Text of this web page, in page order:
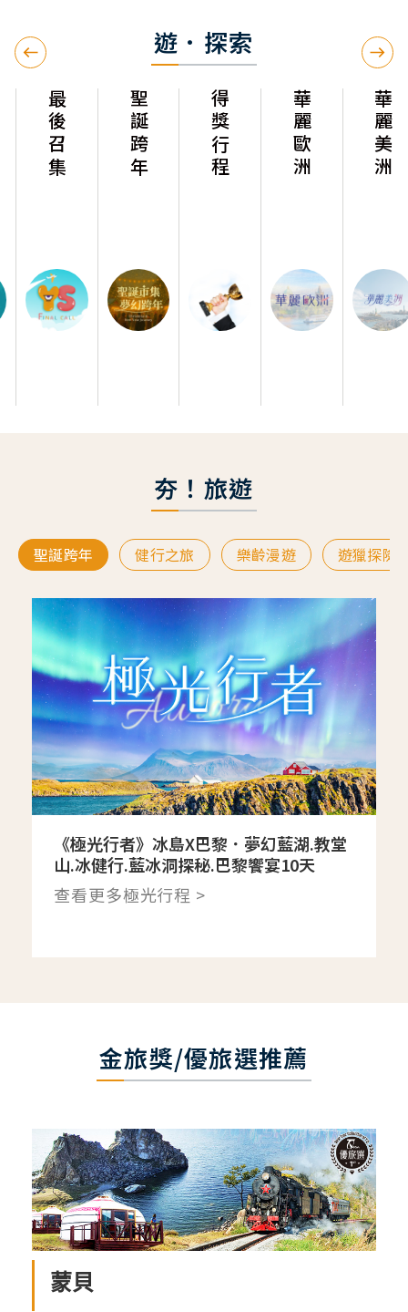
遊．探索
最後召集 聖誕跨年 得獎行程 華麗歐洲 華麗美洲
夯！旅遊
聖誕跨年 健行之旅 樂齡漫遊 遊獵探險
《極光行者》冰島X巴黎．夢幻藍湖.教堂
山.冰健行.藍冰洞探秘.巴黎饗宴10天
查看更多極光行程 >
金旅獎/優旅選推薦
蒙貝